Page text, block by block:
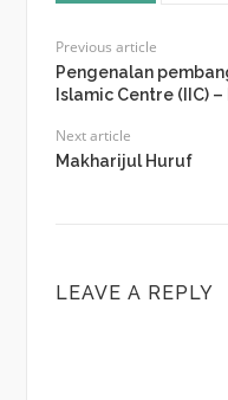
Previous article
Pengenalan
Islamic Centre (IIC)
Next article
Makharijul Huruf
LEAVE A REPLY